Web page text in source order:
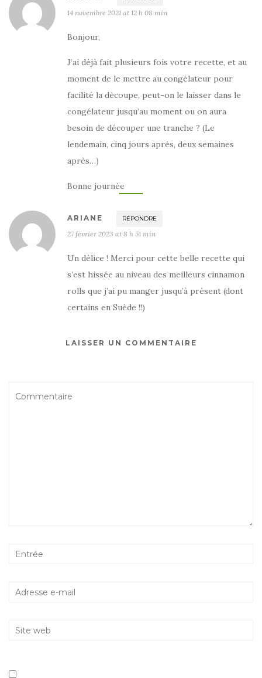
14 novembre 2021 at 12 h 08 min
Bonjour,
J’ai déjà fait plusieurs fois votre recette, et au
moment de le mettre au congélateur pour
facilité la découpe, peut-on le laisser dans le
congélateur jusqu’au moment ou on aura
besoin de découper une tranche ? (Le
lendemain, cinq jours après, deux semaines
après…)
Bonne journée
ARIANE RÉPONDRE
27 février 2023 at 8 h 51 min
Un délice ! Merci pour cette belle recette qui
s’est hissée au niveau des meilleurs cinnamon
rolls que j’ai pu manger jusqu’à présent (dont
certains en Suède !!)
LAISSER UN COMMENTAIRE